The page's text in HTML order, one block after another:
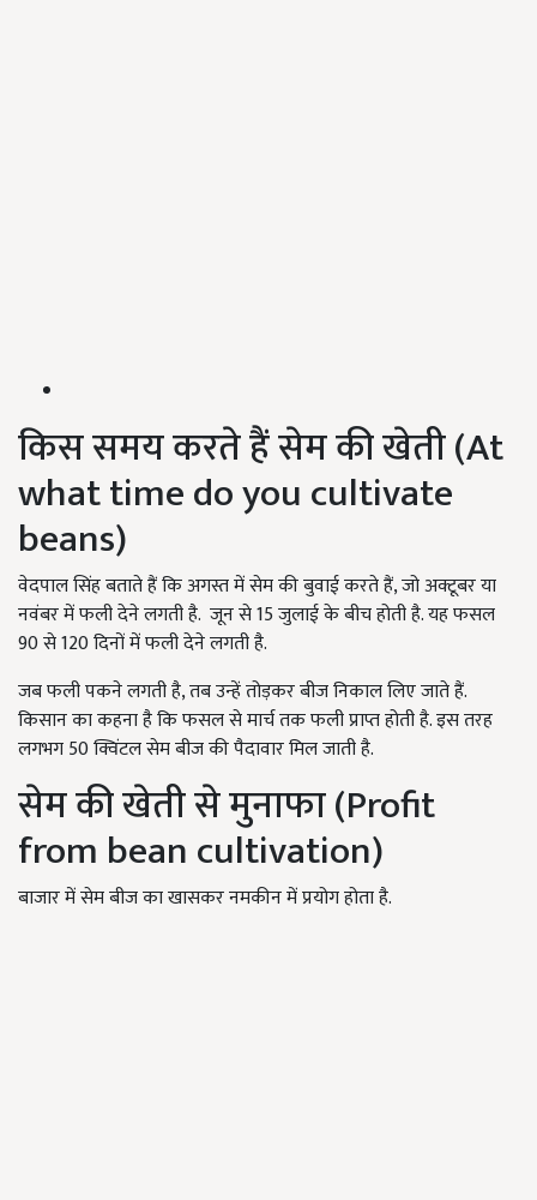
किस समय करते हैं सेम की खेती (At
what time do you cultivate
beans)
वेदपाल सिंह बताते हैं कि अगस्त में सेम की बुवाई करते हैं, जो अक्टूबर या
नवंबर में फली देने लगती है. जून से 15 जुलाई के बीच होती है. यह फसल
90 से 120 दिनों में फली देने लगती है.
जब फली पकने लगती है, तब उन्हें तोड़कर बीज निकाल लिए जाते हैं.
किसान का कहना है कि फसल से मार्च तक फली प्राप्त होती है. इस तरह
लगभग 50 क्विंटल सेम बीज की पैदावार मिल जाती है.
सेम की खेती से मुनाफा (Profit
from bean cultivation)
बाजार में सेम बीज का खासकर नमकीन में प्रयोग होता है.